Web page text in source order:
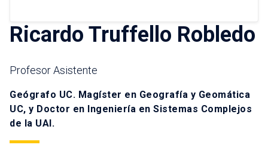
Ricardo Truffello Robledo
Profesor Asistente
Geógrafo UC. Magíster en Geografía y Geomática
UC, y Doctor en Ingeniería en Sistemas Complejos
de la UAI.